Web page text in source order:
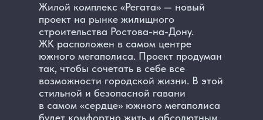
Жилой комплекс «Регата» — новый
проект на рынке жилищного
строительства Ростова-на-Дону.
ЖК расположен в самом центре
южного мегаполиса. Проект продуман
так, чтобы сочетать в себе все
возможности городской жизни. В этой
стильной и безопасной гавани
в самом «сердце» южного мегаполиса
будет комфортно жить и абсолютным